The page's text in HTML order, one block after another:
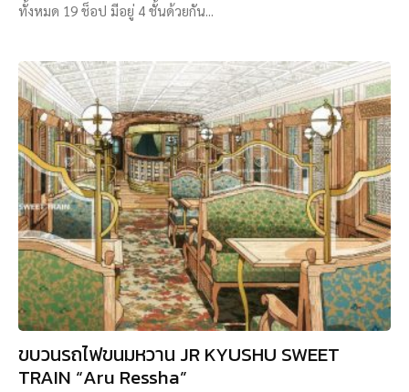
ทั้งหมด 19 ช็อป มีอยู่ 4 ชั้นด้วยกัน...
ขบวนรถไฟขนมหวาน JR KYUSHU SWEET
TRAIN “Aru Ressha”